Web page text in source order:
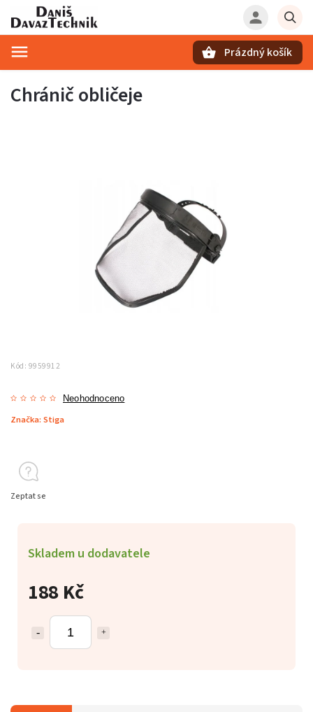
Prázdný košík
Chránič obličeje
Kód: 9959912
Neohodnoceno
Značka: Stiga
188 Kč
Skladem u dodavatele
Zeptat se